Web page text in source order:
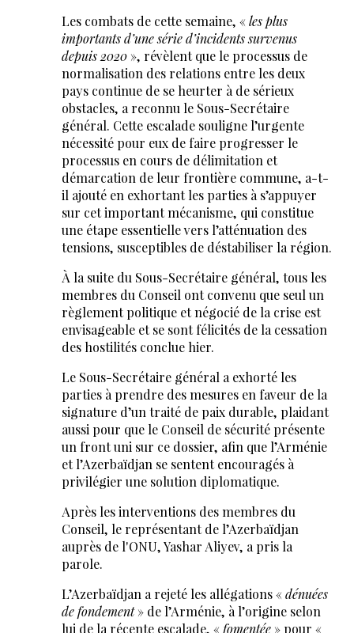
Les combats de cette semaine, «les plus
importants d’une série d’incidents survenus
depuis 2020», révèlent que le processus de
normalisation des relations entre les deux
pays continue de se heurter à de sérieux
obstacles, a reconnu le Sous-Secrétaire
général. Cette escalade souligne l’urgente
nécessité pour eux de faire progresser le
processus en cours de délimitation et
démarcation de leur frontière commune, a-t-
il ajouté en exhortant les parties à s’appuyer
sur cet important mécanisme, qui constitue
une étape essentielle vers l’atténuation des
tensions, susceptibles de déstabiliser la région.
À la suite du Sous-Secrétaire général, tous les
membres du Conseil ont convenu que seul un
règlement politique et négocié de la crise est
envisageable et se sont félicités de la cessation
des hostilités conclue hier.
Le Sous-Secrétaire général a exhorté les
parties à prendre des mesures en faveur de la
signature d’un traité de paix durable, plaidant
aussi pour que le Conseil de sécurité présente
un front uni sur ce dossier, afin que l’Arménie
et l’Azerbaïdjan se sentent encouragés à
privilégier une solution diplomatique.
Après les interventions des membres du
Conseil, le représentant de l’Azerbaïdjan
auprès de l'ONU, Yashar Aliyev, a pris la
parole.
L’Azerbaïdjan a rejeté les allégations «dénuées
de fondement» de l’Arménie, à l’origine selon
lui de la récente escalade, «fomentée» pour «